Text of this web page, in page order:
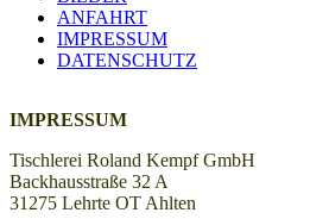
ANFAHRT
IMPRESSUM
DATENSCHUTZ
IMPRESSUM
Tischlerei Roland Kempf GmbH
Backhausstraße 32 A
31275 Lehrte OT Ahlten